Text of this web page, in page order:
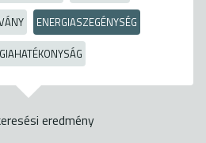
ENERGIASZEGÉNYSÉG
eredmény